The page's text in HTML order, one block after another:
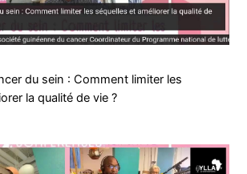
du sein : Comment limiter les
la qualité de vie ?